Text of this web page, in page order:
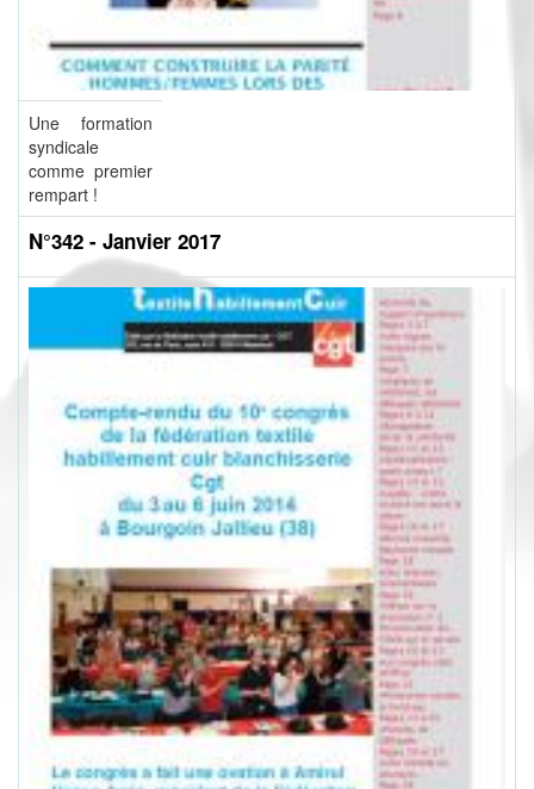
Une formation
syndicale
comme premier
rempart !
N°342 - Janvier 2017